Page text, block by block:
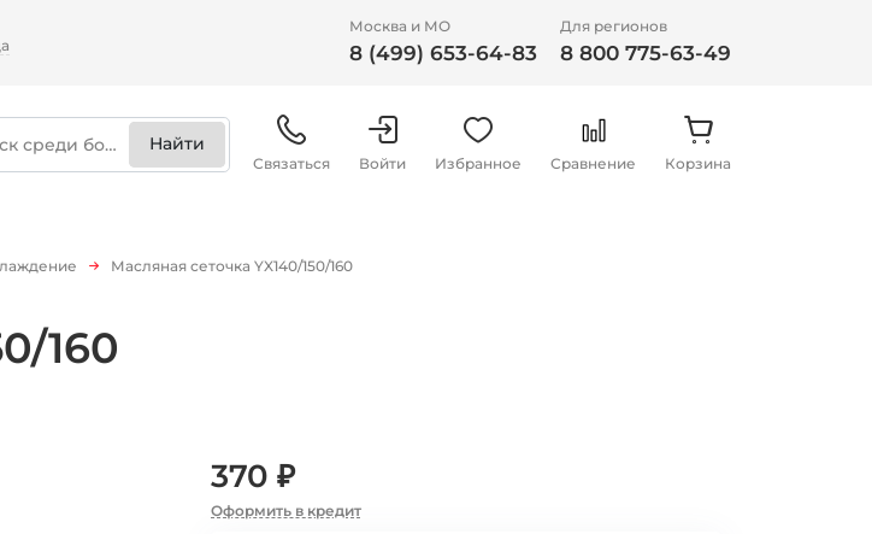
Москва и МО
8 (499) 653-64-83
Для регионов
8 800 775-63-49
Связаться Войти Избранное Сравнение Корзина
Масляная сеточка YX140/150/160
160
370 ₽
Оформить в кредит